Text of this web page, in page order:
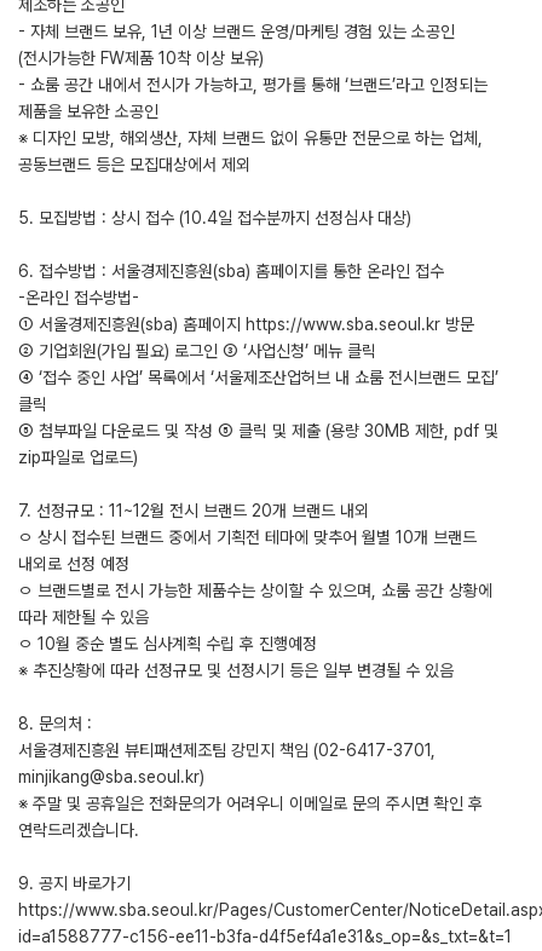
제조하는 소공인
- 자체 브랜드 보유, 1년 이상 브랜드 운영/마케팅 경험 있는 소공인
(전시가능한 FW제품 10착 이상 보유)
- 쇼룸 공간 내에서 전시가 가능하고, 평가를 통해 ‘브랜드’라고 인정되는
제품을 보유한 소공인
※ 디자인 모방, 해외생산, 자체 브랜드 없이 유통만 전문으로 하는 업체,
공동브랜드 등은 모집대상에서 제외
5. 모집방법 : 상시 접수 (10.4일 접수분까지 선정심사 대상)
6. 접수방법 : 서울경제진흥원(sba) 홈페이지를 통한 온라인 접수
-온라인 접수방법-
① 서울경제진흥원(sba) 홈페이지 https://www.sba.seoul.kr 방문
② 기업회원(가입 필요) 로그인 ③ ‘사업신청’ 메뉴 클릭
④ ‘접수 중인 사업’ 목록에서 ‘서울제조산업허브 내 쇼룸 전시브랜드 모집’
클릭
⑤ 첨부파일 다운로드 및 작성 ⑤ 클릭 및 제출 (용량 30MB 제한, pdf 및
zip파일로 업로드)
7. 선정규모 : 11~12월 전시 브랜드 20개 브랜드 내외
ㅇ 상시 접수된 브랜드 중에서 기획전 테마에 맞추어 월별 10개 브랜드
내외로 선정 예정
ㅇ 브랜드별로 전시 가능한 제품수는 상이할 수 있으며, 쇼룸 공간 상황에
따라 제한될 수 있음
ㅇ 10월 중순 별도 심사계획 수립 후 진행예정
※ 추진상황에 따라 선정규모 및 선정시기 등은 일부 변경될 수 있음
8. 문의처 :
서울경제진흥원 뷰티패션제조팀 강민지 책임 (02-6417-3701,
minjikang@sba.seoul.kr)
※ 주말 및 공휴일은 전화문의가 어려우니 이메일로 문의 주시면 확인 후
연락드리겠습니다.
9. 공지 바로가기
https://www.sba.seoul.kr/Pages/CustomerCenter/
id=a1588777-c156-ee11-b3fa-d4f5ef4a1e31&s_op=&s_txt=&t=1